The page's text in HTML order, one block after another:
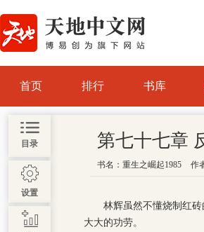
首页 排行 书库
目录
设置
第七十七章
书名： 重生之崛起1985 作
林辉虽然不懂烧制红
大大的功劳。